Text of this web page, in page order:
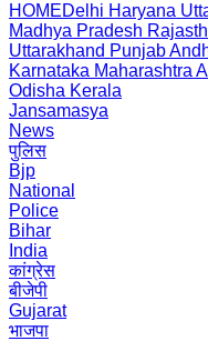
HOMEDelhi Haryana
Madhya Pradesh
Uttarakhand Punjab
Karnataka Maharashtra
Odisha Kerala
Jansamasya
News
पुलिस
Bjp
National
Police
Bihar
India
कांग्रेस
बीजेपी
Gujarat
भाजपा